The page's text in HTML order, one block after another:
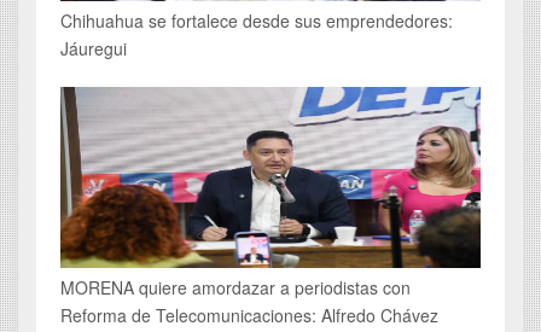
Chihuahua se fortalece desde sus emprendedores:
Jáuregui
MORENA quiere amordazar a periodistas con
Reforma de Telecomunicaciones: Alfredo Chávez